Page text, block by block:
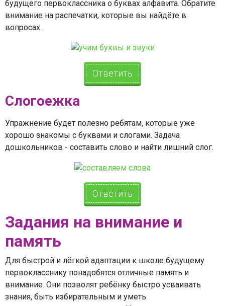
будущего первоклассника о буквах алфавита. Обратите
внимание на распечатки, которые вы найдёте в
вопросах.
Ответить
Слогоежка
Упражнение будет полезно ребятам, которые уже
хорошо знакомы с буквами и слогами. Задача
дошкольников - составить слово и найти лишний слог.
Ответить
Задания на внимание и
память
Для быстрой и лёгкой адаптации к школе будущему
первокласснику понадобятся отличные память и
внимание. Они позволят ребёнку быстро усваивать
знания, быть избирательным и уметь